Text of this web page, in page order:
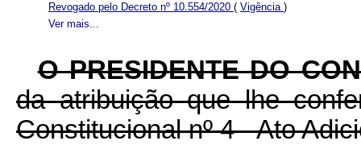
Ver mais...
Revogado pelo Decreto nº 10.554/2020 ( Vigência )
O PRESIDENTE DO
da atribuição que lhe
Constitucional nº 4 - Ato